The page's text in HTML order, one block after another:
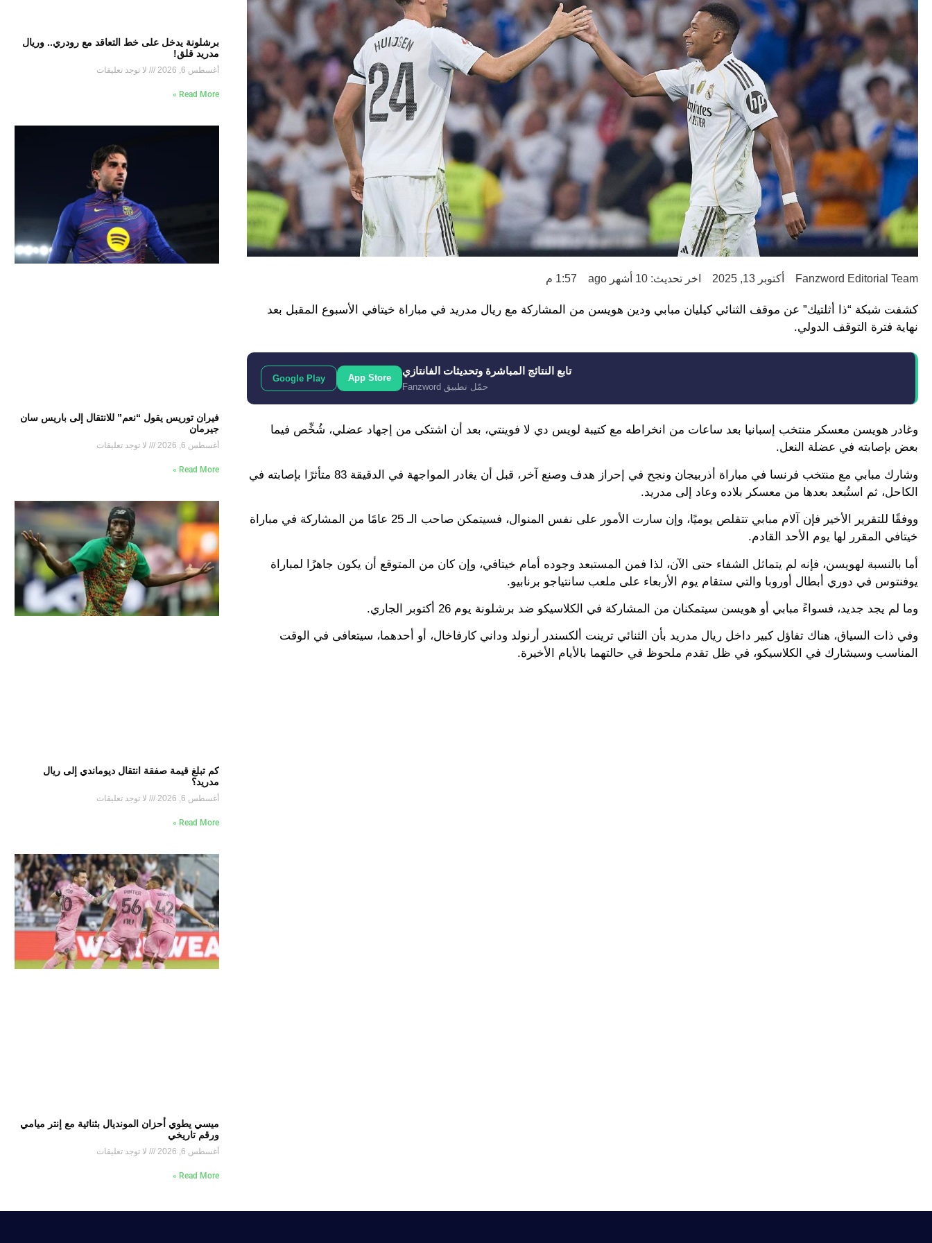
Fanzword Editorial Team أكتوبر 13, 2025 اخر تحديث: 10 أشهر ago 1:57 م
كشفت شبكة “ذا أثلتيك” عن موقف الثنائي كيليان مبابي ودين هويسن من المشاركة مع ريال مدريد في مباراة خيتافي الأسبوع المقبل بعد
نهاية فترة التوقف الدولي.
تابع النتائج المباشرة وتحديثات الفانتازي
حمّل تطبيق Fanzword
App Store
Google Play
وغادر هويسن معسكر منتخب إسبانيا بعد ساعات من انخراطه مع كتيبة لويس دي لا فوينتي، بعد أن اشتكى من إجهاد عضلي، شُخِّص فيما
بعض بإصابته في عضلة النعل.
وشارك مبابي مع منتخب فرنسا في مباراة أذربيجان ونجح في إحراز هدف وصنع آخر، قبل أن يغادر المواجهة في الدقيقة 83 متأثرًا بإصابته في
الكاحل، ثم استُبعد بعدها من معسكر بلاده وعاد إلى مدريد.
ووفقًا للتقرير الأخير فإن آلام مبابي تتقلص يوميًا، وإن سارت الأمور على نفس المنوال، فسيتمكن صاحب الـ 25 عامًا من المشاركة في مباراة
خيتافي المقرر لها يوم الأحد القادم.
أما بالنسبة لهويسن، فإنه لم يتماثل الشفاء حتى الآن، لذا فمن المستبعد وجوده أمام خيتافي، وإن كان من المتوقع أن يكون جاهزًا لمباراة
يوفنتوس في دوري أبطال أوروبا والتي ستقام يوم الأربعاء على ملعب سانتياجو برنابيو.
وما لم يجد جديد، فسواءً مبابي أو هويسن سيتمكنان من المشاركة في الكلاسيكو ضد برشلونة يوم 26 أكتوبر الجاري.
وفي ذات السياق، هناك تفاؤل كبير داخل ريال مدريد بأن الثنائي ترينت ألكسندر أرنولد وداني كارفاخال، أو أحدهما، سيتعافى في الوقت
المناسب وسيشارك في الكلاسيكو، في ظل تقدم ملحوظ في حالتهما بالأيام الأخيرة.
برشلونة يدخل على خط التعاقد مع رودري.. وريال
مدريد قلق!
أغسطس 6, 2026 لا توجد تعليقات
Read More »
فيران توريس يقول “نعم” للانتقال إلى باريس سان
جيرمان
أغسطس 6, 2026 لا توجد تعليقات
Read More »
كم تبلغ قيمة صفقة انتقال ديوماندي إلى ريال
مدريد؟
أغسطس 6, 2026 لا توجد تعليقات
Read More »
ميسي يطوي أحزان المونديال بثنائية مع إنتر ميامي
ورقم تاريخي
أغسطس 6, 2026 لا توجد تعليقات
Read More »